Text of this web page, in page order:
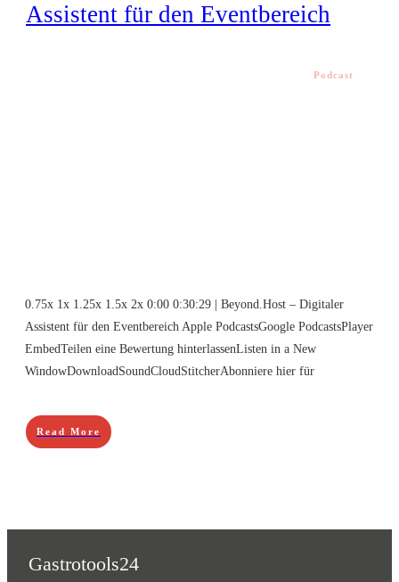
Assistent für den Eventbereich
Podcast
0.75x 1x 1.25x 1.5x 2x 0:00 0:30:29 | Beyond.Host – Digitaler
Assistent für den Eventbereich Apple PodcastsGoogle PodcastsPlayer
EmbedTeilen eine Bewertung hinterlassenListen in a New
WindowDownloadSoundCloudStitcherAbonniere hier für
Read More
Gastrotools24